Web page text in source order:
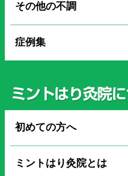
その他の不調
症例集
初めての方へ
ミントはり灸院とは